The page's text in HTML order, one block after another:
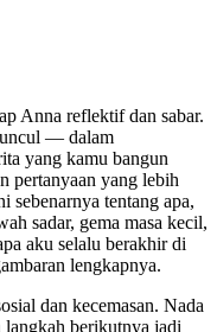
Anna reflektif dan sabar.
— dalam
yang kamu bangun
pertanyaan yang lebih
sebenarnya tentang apa,
sadar, gema masa kecil,
aku selalu berakhir di
lengkapnya.
dan kecemasan. Nada
langkah berikutnya jadi